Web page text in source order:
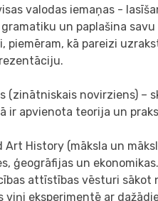
valodas iemaņas -
un paplašina
piemēram, kā pareizi
(zinātniskais novirziens) –
ir apvienota teorija un
Art History (māksla un
ģeogrāfijas un
attīstības vēsturi sākot
viņi eksperimentē ar